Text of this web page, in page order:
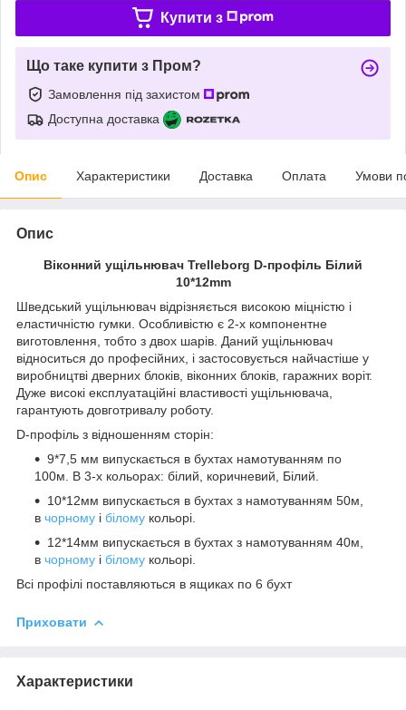
Купити з
Що таке купити з Пром?
Замовлення під захистом
Доступна доставка
Опис Характеристики Доставка Оплата Умови
Опис
Віконний ущільнювач Trelleborg D-профіль Білий
10*12mm
Шведський ущільнювач відрізняється високою міцністю і
еластичністю гумки. Особливістю є 2-х компонентне
виготовлення, тобто з двох шарів. Даний ущільнювач
відноситься до професійних, і застосовується найчастіше у
виробництві дверних блоків, віконних блоків, гаражних воріт.
Дуже високі експлуатаційні властивості ущільнювача,
гарантують довготривалу роботу.
D-профіль з відношенням сторін:
9*7,5 мм випускається в бухтах намотуванням по
100м. В 3-х кольорах: білий, коричневий, Білий.
10*12мм випускається в бухтах з намотуванням 50м,
в чорному і білому кольорі.
12*14мм випускається в бухтах з намотуванням 40м,
в чорному і білому кольорі.
Всі профілі поставляються в ящиках по 6 бухт
Приховати
Характеристики